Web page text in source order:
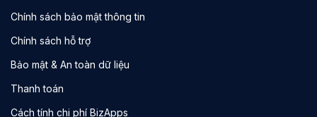
Chính sách bảo mật thông tin
Chính sách hỗ trợ
Bảo mật & An toàn dữ liệu
Thanh toán
Cách tính chi phí BizApps